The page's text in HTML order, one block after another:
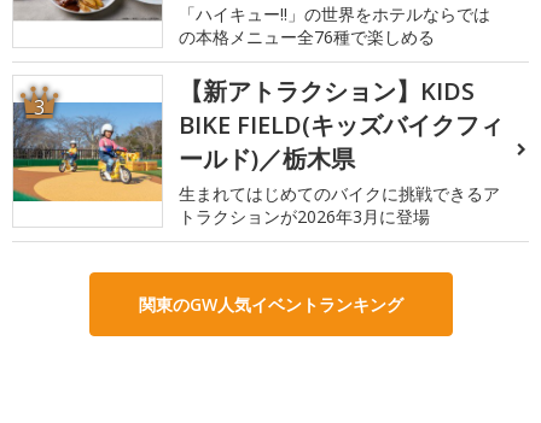
「ハイキュー!!」の世界をホテルならでは
の本格メニュー全76種で楽しめる
3
【新アトラクション】KIDS
BIKE FIELD(キッズバイクフィ
ールド)／栃木県
生まれてはじめてのバイクに挑戦できるア
トラクションが2026年3月に登場
関東のGW人気イベントランキング